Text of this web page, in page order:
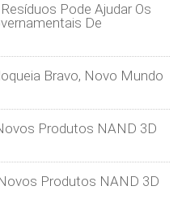
Pode Ajudar Os
De
Bravo, Novo Mundo
Produtos NAND 3D
Produtos NAND 3D